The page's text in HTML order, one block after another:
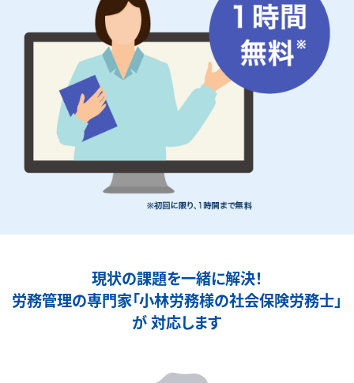
現状の課題を一緒に解決！
労務管理の専門家「小林労務様の社会保険労務士」
が対応します